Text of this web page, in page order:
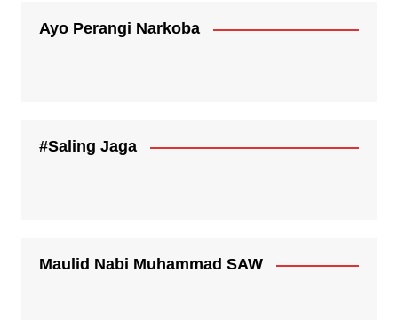
Ayo Perangi Narkoba
#Saling Jaga
Maulid Nabi Muhammad SAW